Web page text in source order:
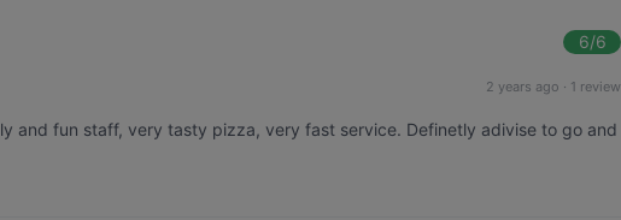
6/6
2 years ago · 1 review
and fun staff, very tasty pizza, very fast service. Definetly adivise to go and